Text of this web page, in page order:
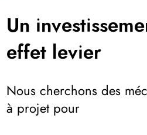
Un
effet levier
Nous cherchons des
à projet pour